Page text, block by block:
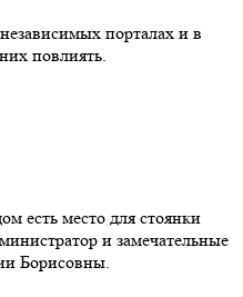
порталах и в
повлиять.
есть место для стоянки
и замечательные
Борисовны.